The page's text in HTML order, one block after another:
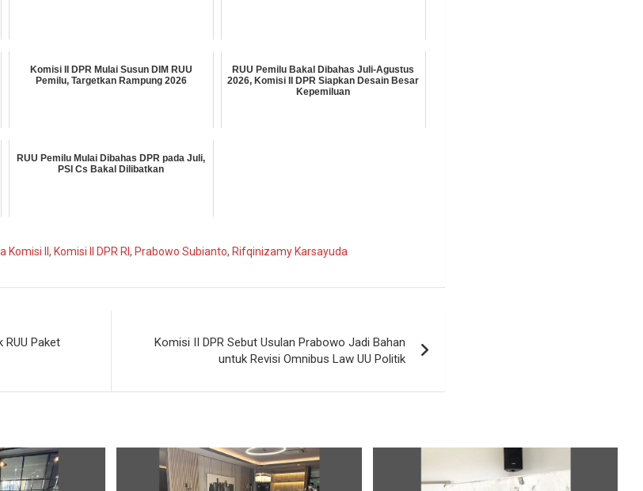
Komisi II DPR Mulai Susun DIM RUU
Pemilu, Targetkan Rampung 2026
RUU Pemilu Bakal Dibahas Juli-Agustus
2026, Komisi II DPR Siapkan Desain Besar
Kepemiluan
RUU Pemilu Mulai Dibahas DPR pada Juli,
PSI Cs Bakal Dilibatkan
Komisi II, Komisi II DPR RI, Prabowo Subianto, Rifqinizamy Karsayuda
RUU Paket
Komisi II DPR Sebut Usulan Prabowo Jadi Bahan
untuk Revisi Omnibus Law UU Politik